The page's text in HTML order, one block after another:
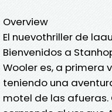
Overview
El nuevothriller de
Bienvenidos a
Wooler es, a primera
teniendo una
motel de las